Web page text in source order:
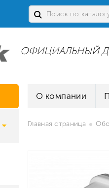
ОФИЦИАЛЬНЫЙ
О компании
Главная страница